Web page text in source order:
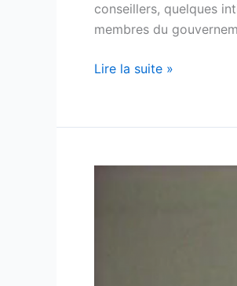
conseillers, quelques
membres du
François
le
pour
Lire la suite »